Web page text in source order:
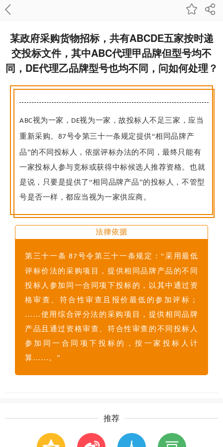
某政府采购货物招标，共有ABCDE五家按时递
交投标文件，其中ABC代理甲品牌但型号均不
同，DE代理乙品牌型号也均不同，问如何处理？
ABC视为一家， DE视为一家，故投标人不足三家，应当
重新采购。 87号令第三十一条规定提供“相同品牌产
品”的不同投标人，依据评标办法的不同，最终只能有
一家投标人参与竞标或获得中标候选人推荐资格。也就
是说，只要是提供了“相同品牌产品”的投标人，不管型
号是否一样，都应当视为一家供应商。
法律依据
第三十一条 87 号令第三十一条规定：“采用最低
评标价法的采购项目，提供相同品牌产品的不同
投标人参加同一合同项下投标的，以其中通过资
格审查、符合性审查且报价最低的参加评标；
……使用综合评分法的采购项目，提供相同品牌
产品且通过资格审查、符合性审查的不同投标人
参加同一合同项下投标的，按一家投标人计
算……。”
推荐